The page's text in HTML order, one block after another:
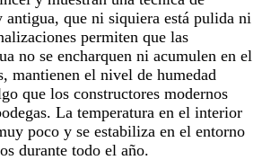
antigua, que ni siquiera está pulida ni
permiten que las
no se encharquen ni acumulen en el
mantienen el nivel de humedad
que los constructores modernos
La temperatura en el interior
poco y se estabiliza en el entorno
durante todo el año.